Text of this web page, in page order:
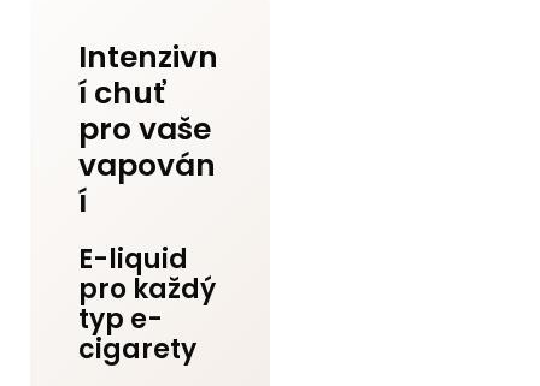
Intenzivn
í chuť
pro vaše
vapován
í
E-liquid
pro každý
typ e-
cigarety